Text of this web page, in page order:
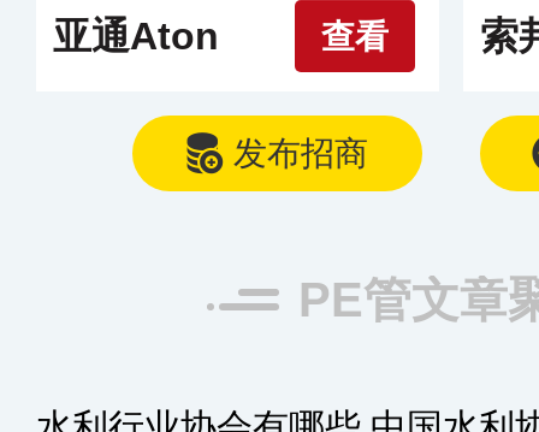
亚通Aton 查看 索
发布招商
PE管文章